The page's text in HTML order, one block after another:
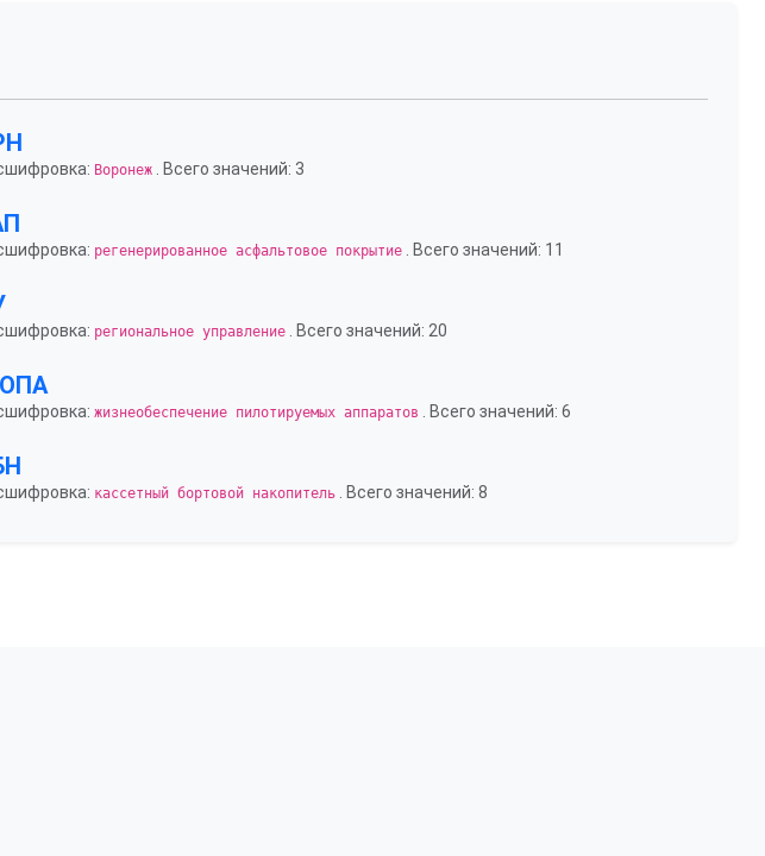
Воронеж . Всего значений: 3
регенерированное асфальтовое покрытие . Всего значений: 11
региональное управление . Всего значений: 20
жизнеобеспечение пилотируемых аппаратов . Всего значений: 6
кассетный бортовой накопитель . Всего значений: 8